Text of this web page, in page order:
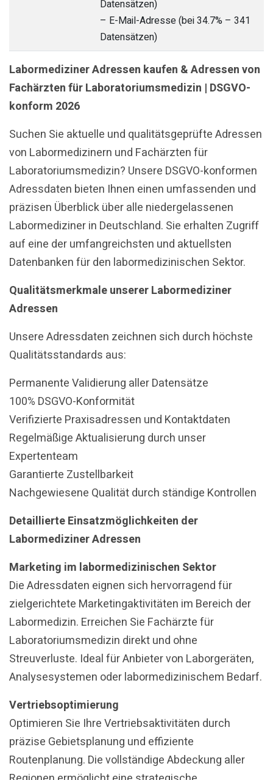
Datensätzen)
– E-Mail-Adresse (bei 34.7% – 341
Datensätzen)
Labormediziner Adressen kaufen & Adressen von
Fachärzten für Laboratoriumsmedizin | DSGVO-
konform 2026
Suchen Sie aktuelle und qualitätsgeprüfte Adressen
von Labormedizinern und Fachärzten für
Laboratoriumsmedizin? Unsere DSGVO-konformen
Adressdaten bieten Ihnen einen umfassenden und
präzisen Überblick über alle niedergelassenen
Labormediziner in Deutschland. Sie erhalten Zugriff
auf eine der umfangreichsten und aktuellsten
Datenbanken für den labormedizinischen Sektor.
Qualitätsmerkmale unserer Labormediziner
Adressen
Unsere Adressdaten zeichnen sich durch höchste
Qualitätsstandards aus:
Permanente Validierung aller Datensätze
100% DSGVO-Konformität
Verifizierte Praxisadressen und Kontaktdaten
Regelmäßige Aktualisierung durch unser
Expertenteam
Garantierte Zustellbarkeit
Nachgewiesene Qualität durch ständige Kontrollen
Detaillierte Einsatzmöglichkeiten der
Labormediziner Adressen
Marketing im labormedizinischen Sektor
Die Adressdaten eignen sich hervorragend für
zielgerichtete Marketingaktivitäten im Bereich der
Labormedizin. Erreichen Sie Fachärzte für
Laboratoriumsmedizin direkt und ohne
Streuverluste. Ideal für Anbieter von Laborgeräten,
Analysesystemen oder labormedizinischem Bedarf.
Vertriebsoptimierung
Optimieren Sie Ihre Vertriebsaktivitäten durch
präzise Gebietsplanung und effiziente
Routenplanung. Die vollständige Abdeckung aller